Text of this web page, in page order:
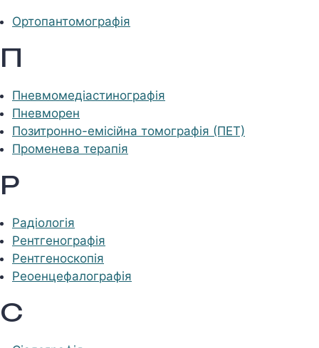
Ортопантомографія
П
Пневмомедіастинографія
Пневморен
Позитронно-емісійна томографія (ПЕТ)
Променева терапія
Р
Радіологія
Рентгенографія
Рентгеноскопія
Реоенцефалографія
С